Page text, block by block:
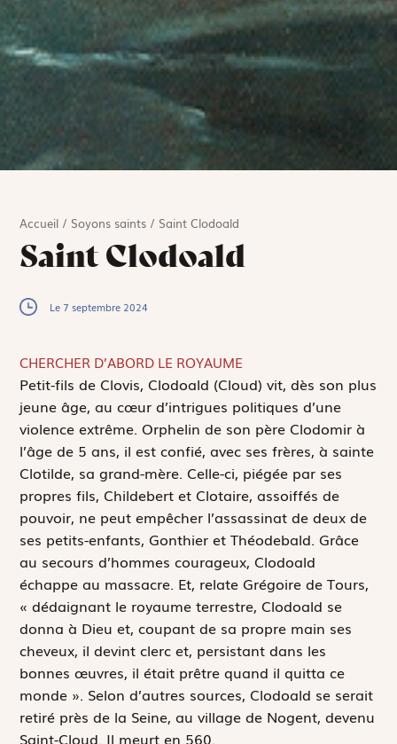
Accueil / Soyons saints / Saint Clodoald
Saint Clodoald
Le 7 septembre 2024
CHERCHER D’ABORD LE ROYAUME
Petit-fils de Clovis, Clodoald (Cloud) vit, dès son plus
jeune âge, au cœur d’intrigues politiques d’une
violence extrême. Orphelin de son père Clodomir à
l’âge de 5 ans, il est confié, avec ses frères, à sainte
Clotilde, sa grand-mère. Celle-ci, piégée par ses
propres fils, Childebert et Clotaire, assoiffés de
pouvoir, ne peut empêcher l’assassinat de deux de
ses petits-enfants, Gonthier et Théodebald. Grâce
au secours d’hommes courageux, Clodoald
échappe au massacre. Et, relate Grégoire de Tours,
« dédaignant le royaume terrestre, Clodoald se
donna à Dieu et, coupant de sa propre main ses
cheveux, il devint clerc et, persistant dans les
bonnes œuvres, il était prêtre quand il quitta ce
monde ». Selon d’autres sources, Clodoald se serait
retiré près de la Seine, au village de Nogent, devenu
Saint-Cloud. Il meurt en 560.